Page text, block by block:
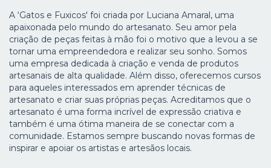
A ‘Gatos e Fuxicos' foi criada por Luciana Amaral, uma
apaixonada pelo mundo do artesanato. Seu amor pela
criação de peças feitas à mão foi o motivo que a levou a se
tornar uma empreendedora e realizar seu sonho. Somos
uma empresa dedicada à criação e venda de produtos
artesanais de alta qualidade. Além disso, oferecemos cursos
para aqueles interessados em aprender técnicas de
artesanato e criar suas próprias peças. Acreditamos que o
artesanato é uma forma incrível de expressão criativa e
também é uma ótima maneira de se conectar com a
comunidade. Estamos sempre buscando novas formas de
inspirar e apoiar os artistas e artesãos locais.